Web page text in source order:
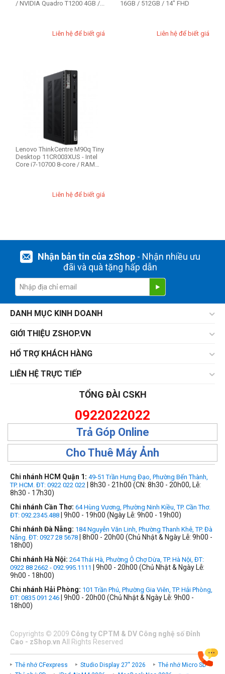
/ NVIDIA Quadro T1200 4GB /...
Liên hệ để biết giá
16GB / 512GB / 14" FHD
Liên hệ để biết giá
Lenovo ThinkCentre M90q Tiny
Desktop 11CR003XUS - Intel
Core i7-10700 8-core / RAM
Liên hệ để biết giá
Nhận bản tin của zShop- Nhận nhiều ưu
đãi và quà tặng hấp dẫn
DANH MỤC KINH DOANH
GIỚI THIỆU ZSHOP.VN
HỔ TRỢ KHÁCH HÀNG
LIÊN HỆ TRỰC TIẾP
TỔNG ĐÀI CSKH
0922022022
Trả Góp Online
Cho Thuê Máy Ảnh
Chi nhánh HCM Quận 1: 49-51 Trần Hưng Đạo, Phường Bến Thành,
TP. HCM. ĐT: 0922 022 022 | 8h30 - 21h00 (CN: 8h30 - 20h00, Lễ:
8h30 - 17h30)
Chi nhánh Cần Thơ: 64 Hùng Vương, Phường Ninh Kiều, TP. Cần Thơ.
ĐT: 092.2345.488 | 9h00 - 19h00 (Ngày Lễ: 9h00 - 19h00)
Chi nhánh Đà Nẵng: 184 Nguyễn Văn Linh, Phường Thanh Khê, TP. Đà
Nẵng. ĐT: 0927 28 5678 | 8h00 - 20h00 (Chủ Nhật & Ngày Lễ: 9h00 -
18h00)
Chi nhánh Hà Nội: 264 Thái Hà, Phường Ô Chợ Dừa, TP. Hà Nội, ĐT:
0922 88 2662 - 092.995.1111
| 9h00 - 20h00 (Chủ Nhật & Ngày Lễ:
9h00 - 18h00)
Chi nhánh Hải Phòng: 101 Trần Phú, Phường Gia Viên, TP. Hải Phòng,
ĐT: 0835 091 246 | 9h00 - 20h00 (Chủ Nhật & Ngày Lễ: 9h00 -
18h00)
Copyrights © 2009 Công ty CPTM & DV Công nghệ số Đỉnh
Cao - zShop.vn All Rights Reserved
Thẻ nhớ CFexpress Studio Display 27" 2026
Thẻ nhớ Micro SD